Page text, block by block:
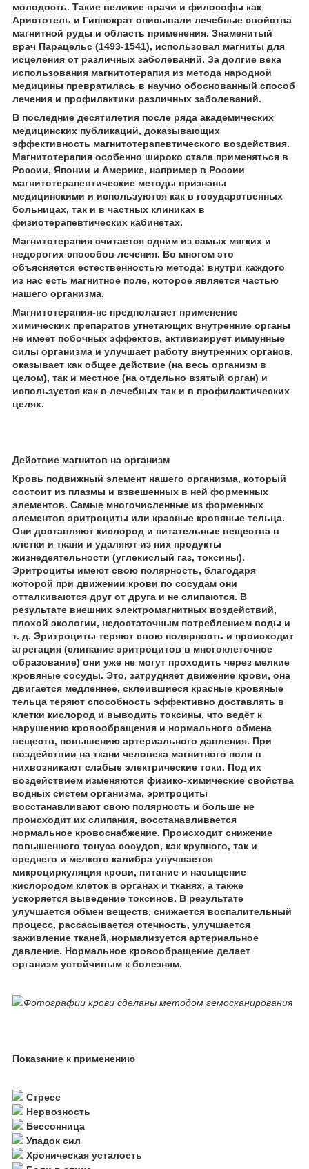
молодость. Такие великие врачи и философы как
Аристотель и Гиппократ описывали лечебные свойства
магнитной руды и область применения. Знаменитый
врач Парацельс (1493-1541), использовал магниты для
исцеления от различных заболеваний. За долгие века
использования магнитотерапия из метода народной
медицины превратилась в научно обоснованный способ
лечения и профилактики различных заболеваний.
В последние десятилетия после ряда академических
медицинских публикаций, доказывающих
эффективность магнитотерапевтического воздействия.
Магнитотерапия особенно широко стала применяться в
России, Японии и Америке, например в России
магнитотерапевтические методы признаны
медицинскими и используются как в государственных
больницах, так и в частных клиниках в
физиотерапевтических кабинетах.
Магнитотерапия считается одним из самых мягких и
недорогих способов лечения. Во многом это
объясняется естественностью метода: внутри каждого
из нас есть магнитное поле, которое является частью
нашего организма.
Магнитотерапия-не предполагает применение
химических препаратов угнетающих внутренние органы
не имеет побочных эффектов, активизирует иммунные
силы организма и улучшает работу внутренних органов,
оказывает как общее действие (на весь организм в
целом), так и местное (на отдельно взятый орган) и
используется как в лечебных так и в профилактических
целях.
Действие магнитов на организм
Кровь подвижный элемент нашего организма, который
состоит из плазмы и взвешенных в ней форменных
элементов. Самые многочисленные из форменных
элементов эритроциты или красные кровяные тельца.
Они доставляют кислород и питательные вещества в
клетки и ткани и удаляют из них продукты
жизнедеятельности (углекислый газ, токсины).
Эритроциты имеют свою полярность, благодаря
которой при движении крови по сосудам они
отталкиваются друг от друга и не слипаются. В
результате внешних электромагнитных воздействий,
плохой экологии, недостаточным потреблением воды и
т. д. Эритроциты теряют свою полярность и происходит
агрегация (слипание эритроцитов в многоклеточное
образование) они уже не могут проходить через мелкие
кровяные сосуды. Это, затрудняет движение крови, она
двигается медленнее, склеившиеся красные кровяные
тельца теряют способность эффективно доставлять в
клетки кислород и выводить токсины, что ведёт к
нарушению кровообращения и нормального обмена
веществ, повышению артериального давления. При
воздействии на ткани человека магнитного поля в
нихвозникают слабые электрические токи. Под их
воздействием изменяются физико-химические свойства
водных систем организма, эритроциты
восстанавливают свою полярность и больше не
происходит их слипания, восстанавливается
нормальное кровоснабжение. Происходит снижение
повышенного тонуса сосудов, как крупного, так и
среднего и мелкого калибра улучшается
микроциркуляция крови, питание и насыщение
кислородом клеток в органах и тканях, а также
ускоряется выведение токсинов. В результате
улучшается обмен веществ, снижается воспалительный
процесс, рассасывается отечность, улучшается
заживление тканей, нормализуется артериальное
давление. Нормальное кровообращение делает
организм устойчивым к болезням.
Фотографии крови сделаны методом гемосканирования
Показание к применению
Стресс
Нервозность
Бессонница
Упадок сил
Хроническая усталость